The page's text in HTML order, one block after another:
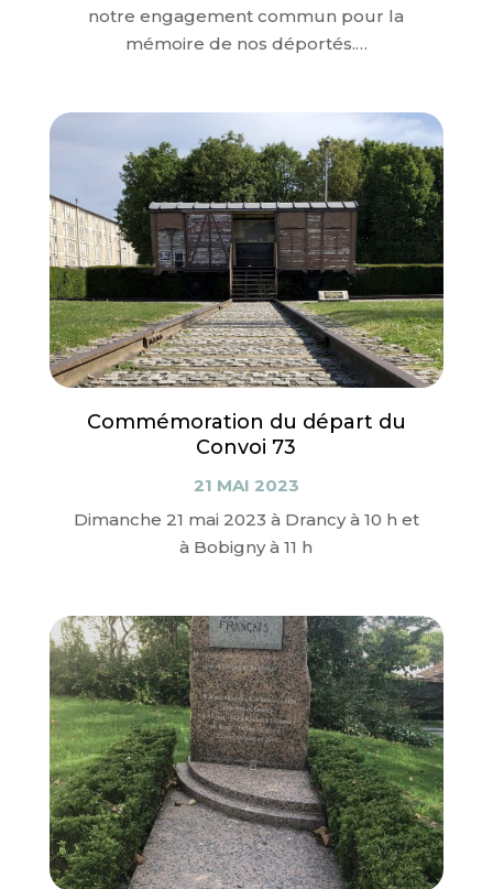
notre engagement commun pour la
mémoire de nos déportés.…
Commémoration du départ du
Convoi 73
21 MAI 2023
Dimanche 21 mai 2023 à Drancy à 10 h et
à Bobigny à 11 h